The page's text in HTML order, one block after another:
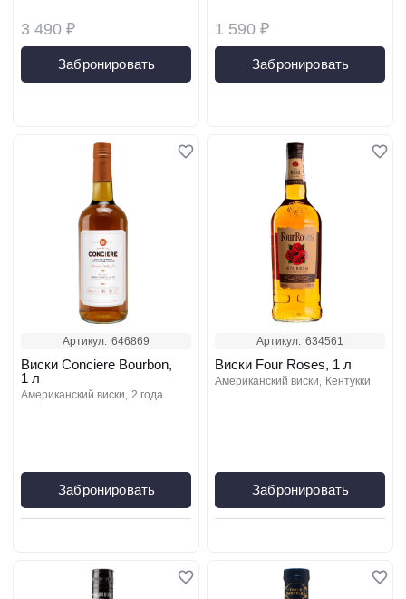
3 490 ₽
Забронировать
1 590 ₽
Забронировать
Артикул: 646869
Виски Conciere Bourbon,
1 л
американский виски 2 года
Забронировать
Артикул: 634561
Виски Four Roses, 1 л
американский виски кентукки
Забронировать